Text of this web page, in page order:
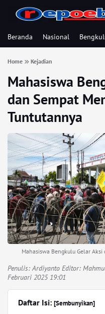
Beranda Nasional
Home Kejadian
Mahasiswa
dan Sempat
Tuntutannya
Mahasiswa Bengkulu Gelar
Penulis:Ardiyanto Editor:
Februari 2025 19:01
Daftar Isi: [Sembunyikan]